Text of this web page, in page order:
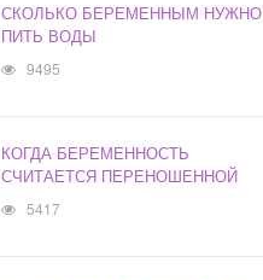
СКОЛЬКО БЕРЕМЕННЫМ НУЖНО
ПИТЬ ВОДЫ
9495
КОГДА БЕРЕМЕННОСТЬ
СЧИТАЕТСЯ ПЕРЕНОШЕННОЙ
5417